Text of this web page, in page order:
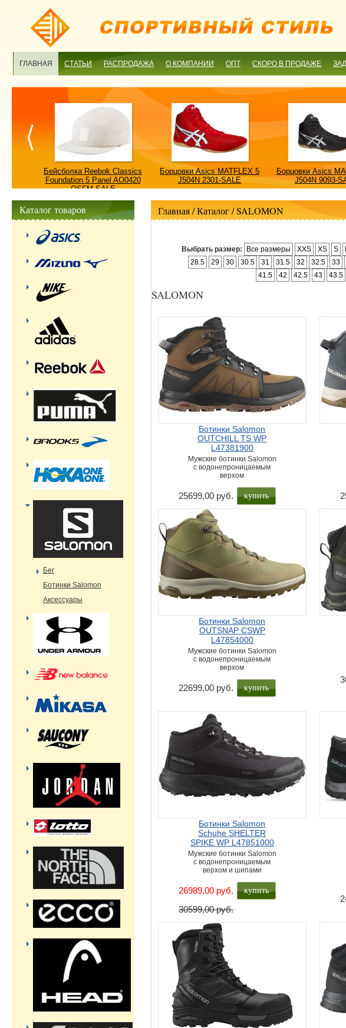
ГЛАВНАЯ СТАТЬИ РАСПРОДАЖА О КОМПАНИИ ОПТ СКОРО В ПРОДАЖЕ
Бейсболка Reebok Classics
Foundation 5 Panel AO0420
OSFM-SALE
Борцовки Asics MATFLEX 5
J504N 2301-SALE
Борцовки Asics
J504N 9093-
Главная/ Каталог /SALOMON
Выбрать размер: Все размеры XXS XS S
28.5
29 30 30.5 31 31.5 32 32.5 33
41.5
42 42.5 43 43.5
SALOMON
Ботинки Salomon
OUTCHILL TS WP
L47381900
Мужские ботинки Salomon
с водонепроницаемым
верхом
25699,00 руб. купить
Ботинки Salomon
OUTSNAP CSWP
L47854000
Мужские ботинки Salomon
с водонепроницаемым
верхом
22699,00 руб. купить
Ботинки Salomon
Schuhe SHELTER
SPIKE WP L47851000
Мужские ботинки Salomon
с водонепроницаемым
верхом и шипами
26989,00 руб.
30599,00 руб.
купить
Каталог товаров
Бег
Ботинки Salomon
Аксессуары